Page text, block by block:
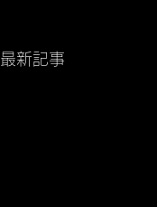
最新記事